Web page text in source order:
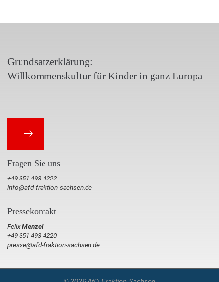
Grundsatzerklärung:
Willkommenskultur für Kinder in ganz Europa
Fragen Sie uns
+49 351 493-4222
info@afd-fraktion-sachsen.de
Pressekontakt
FelixMenzel
+49 351 493-4220
presse@afd-fraktion-sachsen.de